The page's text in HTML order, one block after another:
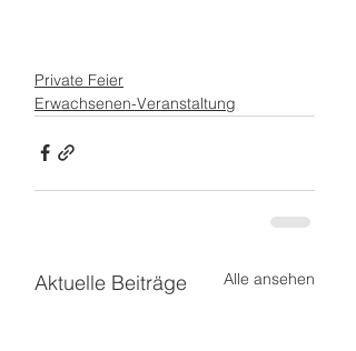
Private Feier
Erwachsenen-Veranstaltung
Aktuelle Beiträge Alle ansehen